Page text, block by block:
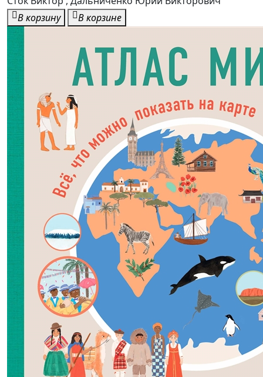
1334,00р.
-40% после регистрации
Анатомия силовых упражнений с
дополненной реальностью (2024 г.)
Дальниченко Юрий Викторович, Прудник Анастасия
Александровна
В корзину
В корзине